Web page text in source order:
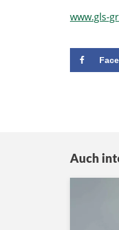
www.gls-
Auch